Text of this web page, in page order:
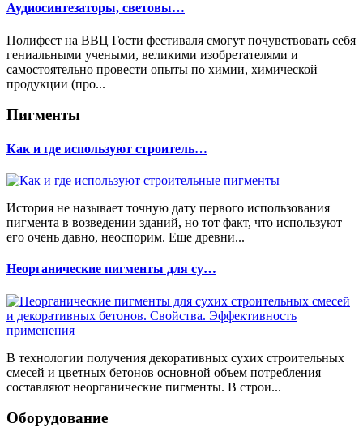
Аудиосинтезаторы, световы…
Полифест на ВВЦ Гости фестиваля смогут почувствовать себя
гениальными учеными, великими изобретателями и
самостоятельно провести опыты по химии, химической
продукции (про...
Пигменты
Как и где используют строитель…
История не называет точную дату первого использования
пигмента в возведении зданий, но тот факт, что используют
его очень давно, неоспорим. Еще древни...
Неорганические пигменты для су…
В технологии получения декоративных сухих строительных
смесей и цветных бетонов основной объем потребления
составляют неорганические пигменты. В строи...
Оборудование